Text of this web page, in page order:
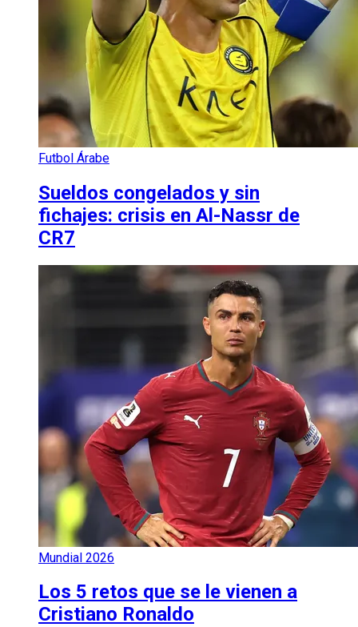
Futbol Árabe
Sueldos congelados y sin
fichajes: crisis en Al-Nassr de
CR7
Mundial 2026
Los 5 retos que se le vienen a
Cristiano Ronaldo